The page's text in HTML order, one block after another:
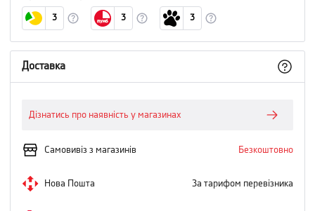
3 3 3
Доставка
Дізнатись про наявність у магазинах
Самовивіз з магазинів Безкоштовно
Нова Пошта За тарифом перевізника